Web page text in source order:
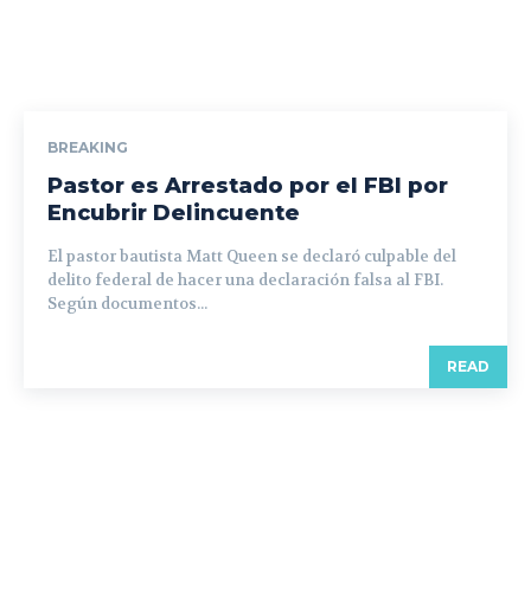
BREAKING
Pastor es Arrestado por el FBI por
Encubrir Delincuente
El pastor bautista Matt Queen se declaró culpable del
delito federal de hacer una declaración falsa al FBI.
Según documentos...
READ